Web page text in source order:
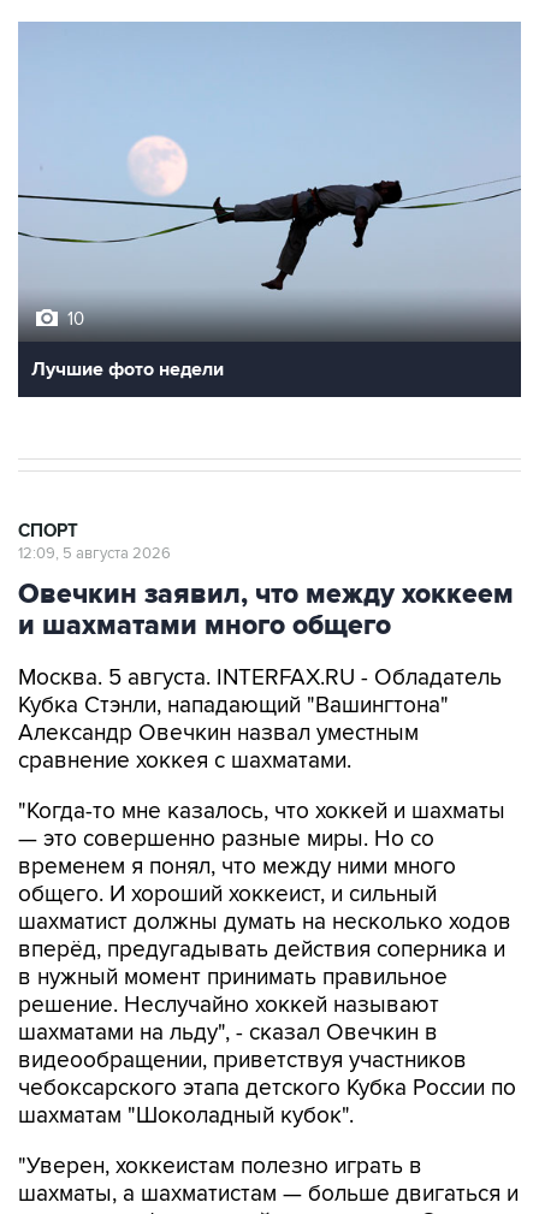
10
Лучшие фото недели
СПОРТ
12:09, 5 августа 2026
Овечкин заявил, что между хоккеем
и шахматами много общего
Москва. 5 августа. INTERFAX.RU - Обладатель
Кубка Стэнли, нападающий "Вашингтона"
Александр Овечкин назвал уместным
сравнение хоккея с шахматами.
"Когда-то мне казалось, что хоккей и шахматы
— это совершенно разные миры. Но со
временем я понял, что между ними много
общего. И хороший хоккеист, и сильный
шахматист должны думать на несколько ходов
вперёд, предугадывать действия соперника и
в нужный момент принимать правильное
решение. Неслучайно хоккей называют
шахматами на льду", - сказал Овечкин в
видеообращении, приветствуя участников
чебоксарского этапа детского Кубка России по
шахматам "Шоколадный кубок".
"Уверен, хоккеистам полезно играть в
шахматы, а шахматистам — больше двигаться и